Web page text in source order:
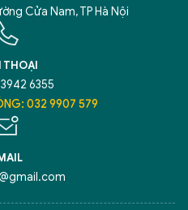
Cửa Nam, TP Hà Nội
THOẠI
6355
032 9907 579